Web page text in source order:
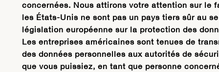
concernées. Nous attirons votre attention sur le
les États-Unis ne sont pas un pays tiers sûr au
législation européenne sur la protection des
Les entreprises américaines sont tenues de
des données personnelles aux autorités de
que vous puissiez, en tant que personne